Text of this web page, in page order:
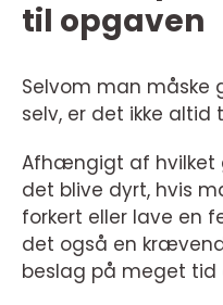
til opgaven
Selvom man
selv, er det ikke
Afhængigt af hvilket
det blive dyrt, hvis
forkert eller lave en
det også en
beslag på meget tid